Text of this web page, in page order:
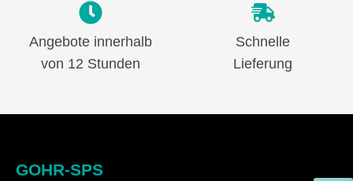
Angebote innerhalb
von 12 Stunden
Schnelle
Lieferung
GOHR-SPS